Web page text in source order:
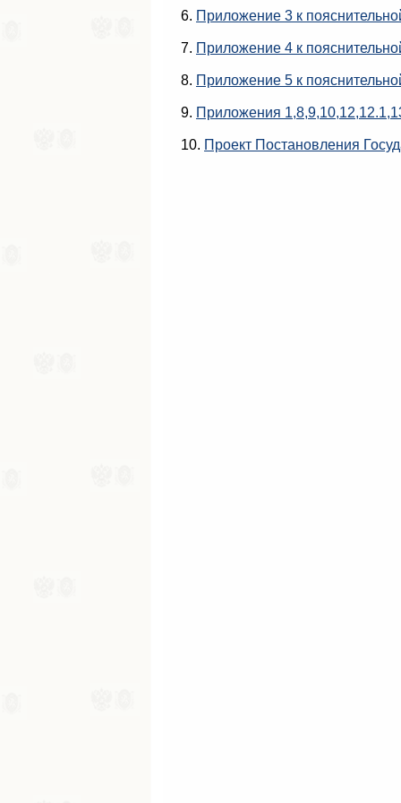
6. Приложение 3 к
7. Приложение 4 к
8. Приложение 5 к
9. Приложения
10. Проект Постановления